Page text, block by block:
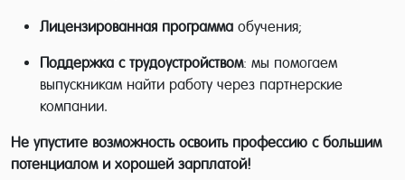
Лицензированная программа обучения;
Поддержка с трудоустройством: мы помогаем
выпускникам найти работу через партнерские
компании.
Не упустите возможность освоить профессию с большим
потенциалом и хорошей зарплатой!